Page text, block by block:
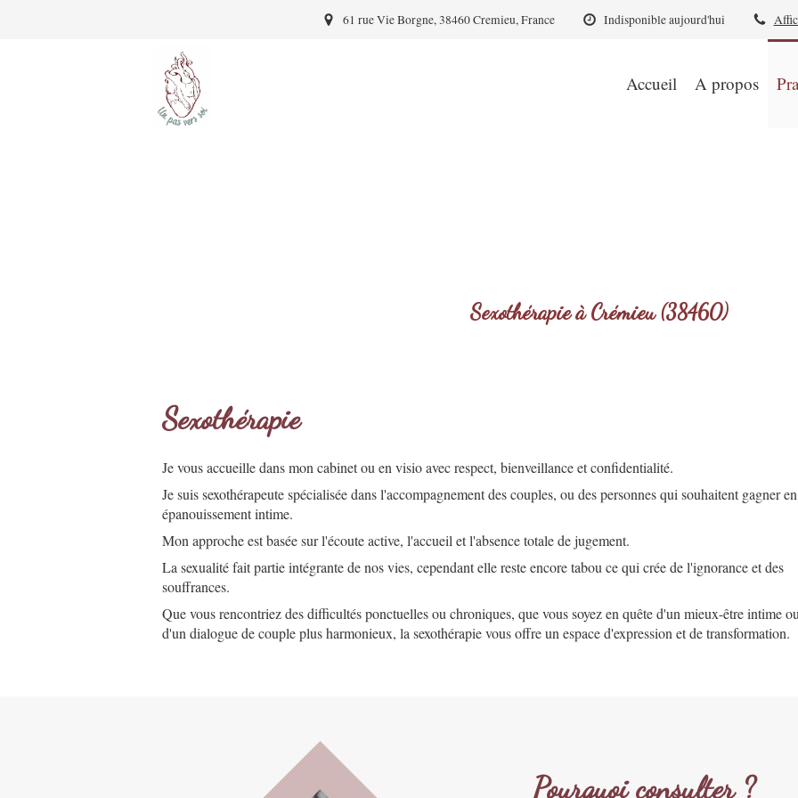
61 rue Vie Borgne, 38460 Cremieu, France Indisponible aujourd'hui
Accueil A propos
Sexothérapie à Crémieu (38460)
Sexothérapie
Je vous accueille dans mon cabinet ou en visio avec respect, bienveillance et confidentialité.
Je suis sexothérapeute spécialisée dans l'accompagnement des couples, ou des personnes qui souhaitent gagner en
épanouissement intime.
Mon approche est basée sur l'écoute active, l'accueil et l'absence totale de jugement.
La sexualité fait partie intégrante de nos vies, cependant elle reste encore tabou ce qui crée de l'ignorance et des
souffrances.
Que vous rencontriez des difficultés ponctuelles ou chroniques, que vous soyez en quête d'un mieux-être intime
d'un dialogue de couple plus harmonieux, la sexothérapie vous offre un espace d'expression et de transformation.
Pourquoi consulter ?